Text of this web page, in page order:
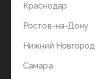
Политика
Краснодар
Ростов-на-Дону
Нижний Новгород
Самара